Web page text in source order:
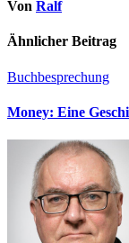
Von Ralf
Ähnlicher Beitrag
Buchbesprechung
Money: Eine